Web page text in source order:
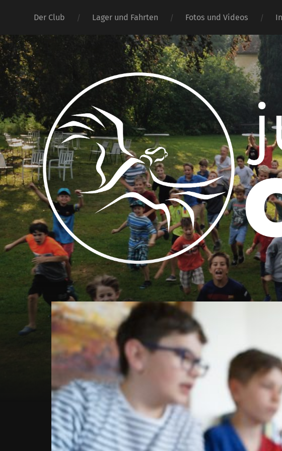
Der Club Lager und Fahrten Fotos und Videos